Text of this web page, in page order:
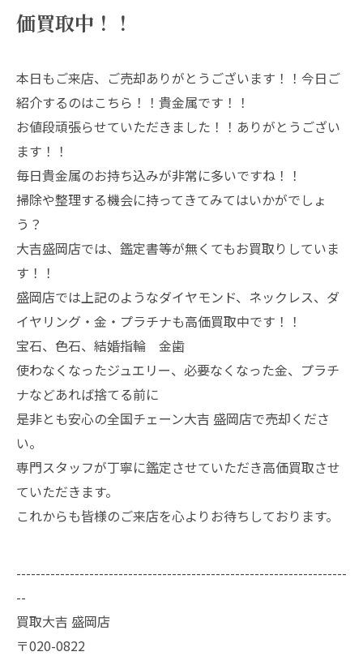
価買取中！！
本日もご来店、ご売却ありがとうございます！！今日ご
紹介するのはこちら！！貴金属です！！
お値段頑張らせていただきました！！ありがとうござい
ます！！
毎日貴金属のお持ち込みが非常に多いですね！！
掃除や整理する機会に持ってきてみてはいかがでしょ
う？
大吉盛岡店では、鑑定書等が無くてもお買取りしていま
す！！
盛岡店では上記のようなダイヤモンド、ネックレス、ダ
イヤリング・金・プラチナも高価買取中です！！
宝石、色石、結婚指輪 金歯
使わなくなったジュエリー、必要なくなった金、プラチ
ナなどあれば捨てる前に
是非とも安心の全国チェーン大吉 盛岡店で売却くださ
い。
専門スタッフが丁寧に鑑定させていただき高価買取させ
ていただきます。
これからも皆様のご来店を心よりお待ちしております。
--------------------------------------------------------------------
--
買取大吉 盛岡店
〒020-0822